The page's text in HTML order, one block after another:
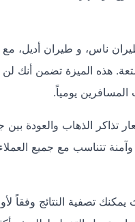
ناس، و طيران أديل، مع
هذه الميزة تضمن أنك لن
يومياً.
تذاكر الذهاب والعودة بين
تتناسب مع جميع
تصفية النتائج وفقاً